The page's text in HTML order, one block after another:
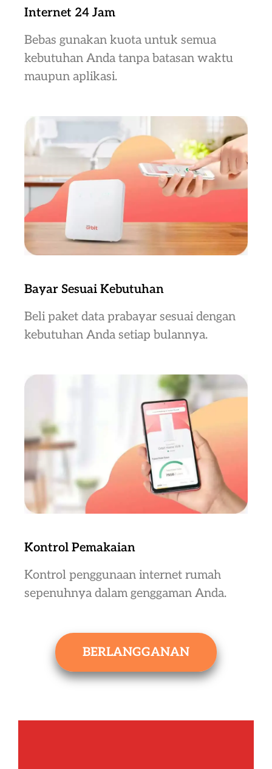
Internet 24 Jam
Bebas gunakan kuota untuk semua
kebutuhan Anda tanpa batasan waktu
maupun aplikasi.
Bayar Sesuai Kebutuhan
Beli paket data prabayar sesuai dengan
kebutuhan Anda setiap bulannya.
Kontrol Pemakaian
Kontrol penggunaan internet rumah
sepenuhnya dalam genggaman Anda.
BERLANGGANAN